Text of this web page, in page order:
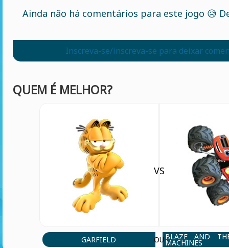
Ainda não há comentários para este jogo 😥
Inscreva-se/inscreva-se para deixar
QUEM É MELHOR?
GARFIELD
VS
OU BLAZE AND
MACHINES